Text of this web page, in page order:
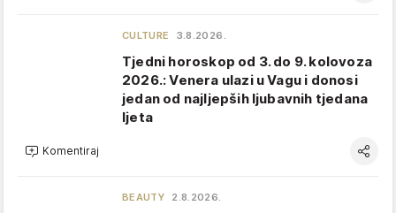
CULTURE 3.8.2026.
Tjedni horoskop od 3. do 9. kolovoza
2026.: Venera ulazi u Vagu i donosi
jedan od najljepših ljubavnih tjedana
ljeta
Komentiraj
BEAUTY 2.8.2026.